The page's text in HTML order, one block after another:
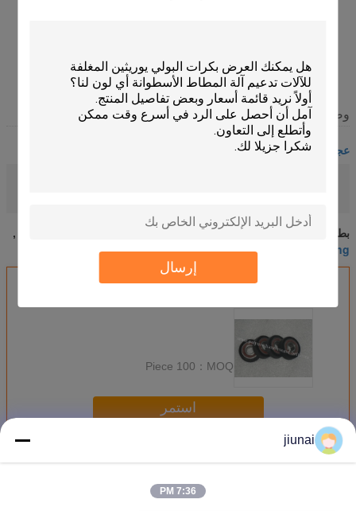
إرسال
Supply
Ability:
6000 piece per Month
وصف
عجلات البولي يوريثان
بطاقة: بو عجلة طلاء وقطع البولي يوريثين مخصصة ,
pu wheel coating
احصل على افضل سعر ل
MOQ：
100 Piece
استمر
أكثرعجلات البولي يوريثان
jiunai
7:36 PM